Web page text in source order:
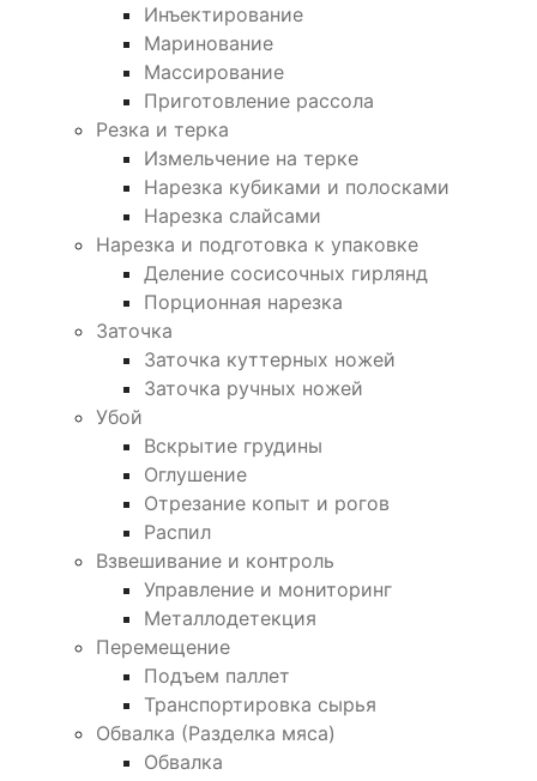
Инъектирование
Маринование
Массирование
Приготовление рассола
Резка и терка
Измельчение на терке
Нарезка кубиками и полосками
Нарезка слайсами
Нарезка и подготовка к упаковке
Деление сосисочных гирлянд
Порционная нарезка
Заточка
Заточка куттерных ножей
Заточка ручных ножей
Убой
Вскрытие грудины
Оглушение
Отрезание копыт и рогов
Распил
Взвешивание и контроль
Управление и мониторинг
Металлодетекция
Перемещение
Подъем паллет
Транспортировка сырья
Обвалка (Разделка мяса)
Обвалка